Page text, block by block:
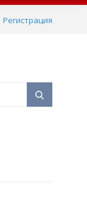
Регистрация